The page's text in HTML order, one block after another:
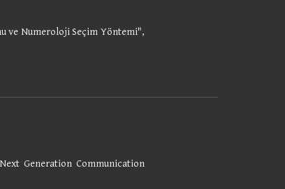
ve Numeroloji Seçim Yöntemi",
Generation Communication